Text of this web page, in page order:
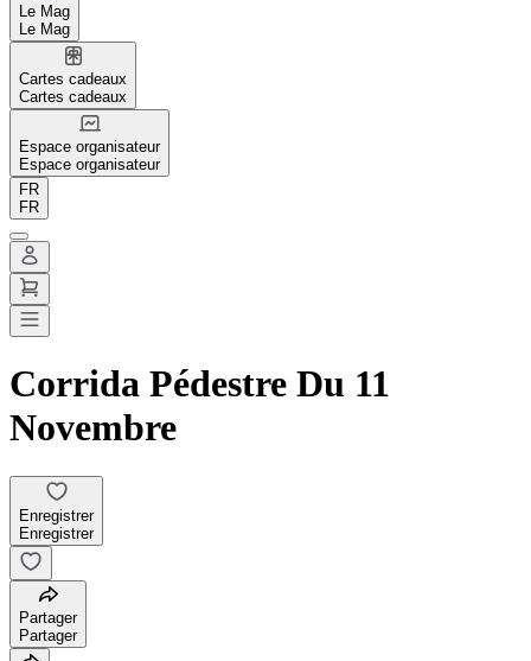
Le Mag
Le Mag
Cartes cadeaux
Cartes cadeaux
Espace organisateur
Espace organisateur
FR
FR
Corrida Pédestre Du 11
Novembre
Enregistrer
Enregistrer
Partager
Partager